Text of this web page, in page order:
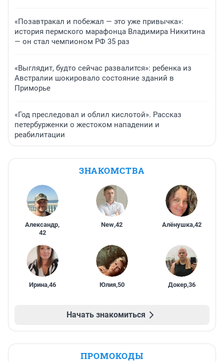
«Позавтракал и побежал — это уже привычка»:
история пермского марафонца Владимира Никитина
— он стал чемпионом РФ 35 раз
«Выглядит, будто сейчас развалится»: ребенка из
Австралии шокировало состояние зданий в
Приморье
«Год преследовал и облил кислотой». Рассказ
петербурженки о жестоком нападении и
реабилитации
ЗНАКОМСТВА
Александр,
42
New,42 Алёнушка,42
Ирина,46 Юлия,50 Докер,36
Начать знакомиться
ПРОМОКОДЫ